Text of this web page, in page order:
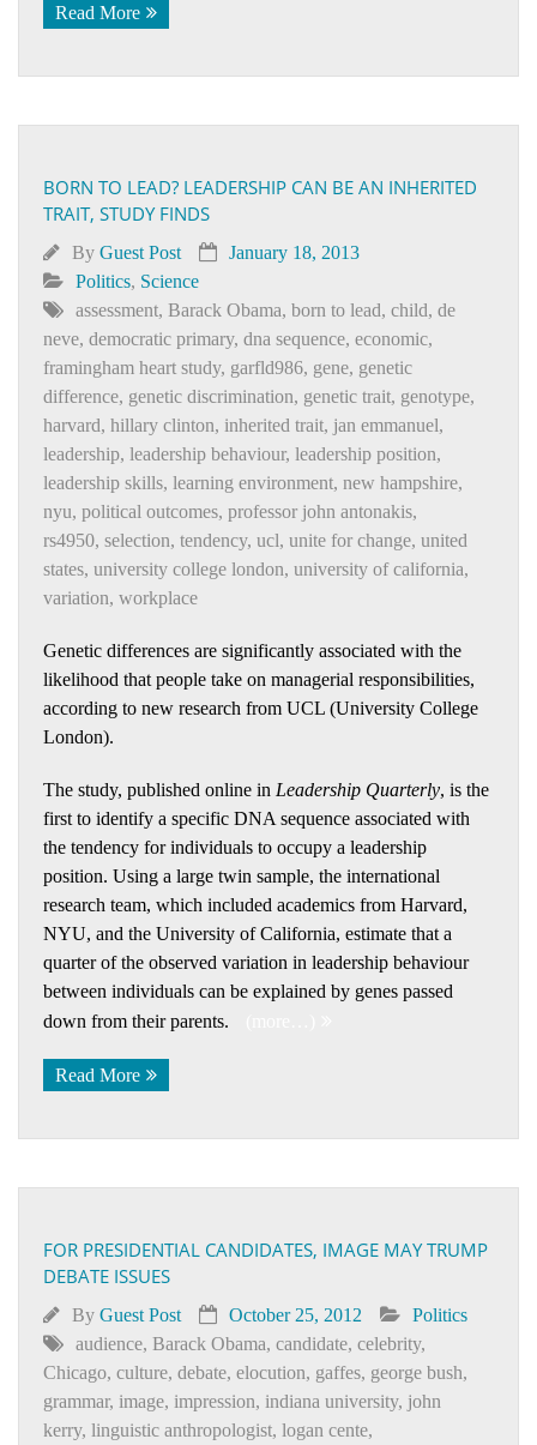
Read More
BORN TO LEAD? LEADERSHIP CAN BE AN INHERITED
TRAIT, STUDY FINDS
By Guest Post
January 18, 2013
Politics, Science
assessment, Barack Obama, born to lead, child, de
neve, democratic primary, dna sequence, economic,
framingham heart study, garfld986, gene, genetic
difference, genetic discrimination, genetic trait, genotype,
harvard, hillary clinton, inherited trait, jan emmanuel,
leadership, leadership behaviour, leadership position,
leadership skills, learning environment, new hampshire,
nyu, political outcomes, professor john antonakis,
rs4950, selection, tendency, ucl, unite for change, united
states, university college london, university of california,
variation, workplace
Genetic differences are significantly associated with the
likelihood that people take on managerial responsibilities,
according to new research from UCL (University College
London).
The study, published online in Leadership Quarterly, is the
first to identify a specific DNA sequence associated with
the tendency for individuals to occupy a leadership
position. Using a large twin sample, the international
research team, which included academics from Harvard,
NYU, and the University of California, estimate that a
quarter of the observed variation in leadership behaviour
between individuals can be explained by genes passed
down from their parents.
Read More
FOR PRESIDENTIAL CANDIDATES, IMAGE MAY TRUMP
DEBATE ISSUES
By Guest Post October 25, 2012
Politics
audience, Barack Obama, candidate, celebrity,
Chicago, culture, debate, elocution, gaffes, george bush,
grammar, image, impression, indiana university, john
kerry, linguistic anthropologist, logan cente,